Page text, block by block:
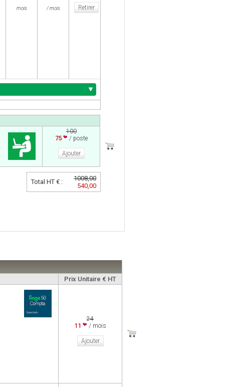
mois / mois Retirer
100
75
/ poste
Ajouter
Total HT € :
1008,00
540,00
Prix Unitaire € HT
24
11
/ mois
Ajouter